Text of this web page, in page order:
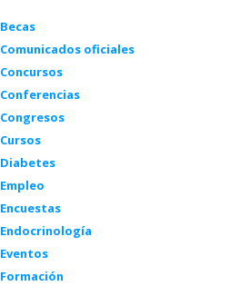
Becas
Comunicados oficiales
Concursos
Conferencias
Congresos
Cursos
Diabetes
Empleo
Encuestas
Endocrinología
Eventos
Formación